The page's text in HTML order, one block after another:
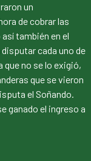
un
de cobrar las
también en el
cada uno de
que no se lo exigió,
que se vieron
el Soñando.
ganado el ingreso a